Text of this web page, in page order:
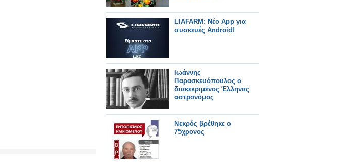
LIAFARM: Νέο App για
συσκευές Android!
Ιωάννης
Παρασκευόπουλος ο
διακεκριμένος Έλληνας
αστρονόμος
Νεκρός βρέθηκε ο
75χρονος